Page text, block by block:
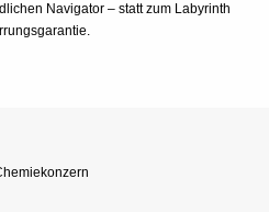
Navigator – statt zum Labyrinth